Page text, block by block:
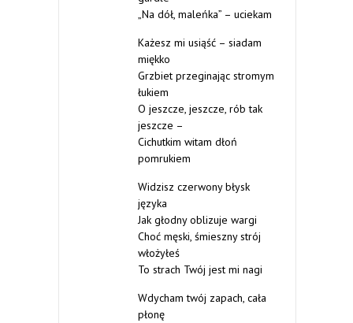
„Na dół, maleńka” – uciekam
Każesz mi usiąść – siadam
miękko
Grzbiet przeginając stromym
łukiem
O jeszcze, jeszcze, rób tak
jeszcze –
Cichutkim witam dłoń
pomrukiem
Widzisz czerwony błysk
języka
Jak głodny oblizuje wargi
Choć męski, śmieszny strój
włożyłeś
To strach Twój jest mi nagi
Wdycham twój zapach, cała
płonę